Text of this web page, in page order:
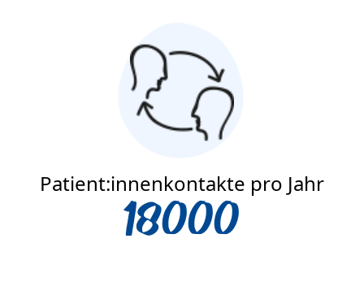
Patient:innenkontakte pro Jahr
18000